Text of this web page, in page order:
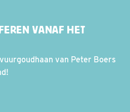
VANAF HET
van Peter Boers